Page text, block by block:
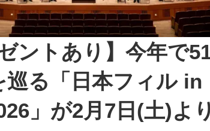
ントあり】今年で
巡る「日本フィル in
」が2月7日(土)よ